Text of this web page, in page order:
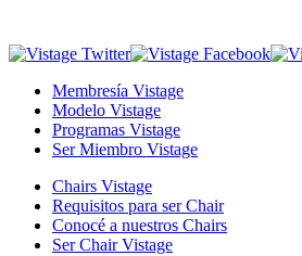
Membresía Vistage
Modelo Vistage
Programas Vistage
Ser Miembro Vistage
Chairs Vistage
Requisitos para ser Chair
Conocé a nuestros Chairs
Ser Chair Vistage